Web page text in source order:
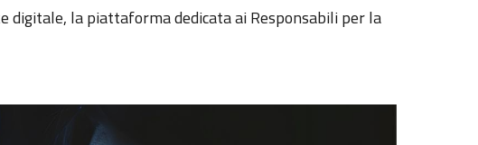
digitale, la piattaforma dedicata ai Responsabili per la